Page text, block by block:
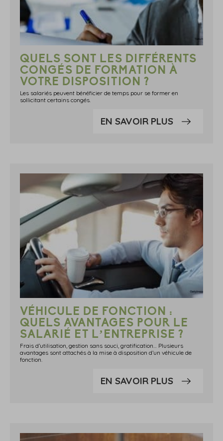
QUELS SONT LES DIFFÉRENTS
CONGÉS DE FORMATION À
VOTRE DISPOSITION ?
Les salariés peuvent bénéficier de temps pour se former en
sollicitant certains congés.
EN SAVOIR PLUS
VÉHICULE DE FONCTION :
QUELS AVANTAGES POUR LE
SALARIÉ ET L’ENTREPRISE ?
Frais d’utilisation, gestion sans souci, gratification… Plusieurs
avantages sont attachés à la mise à disposition d’un véhicule de
fonction.
EN SAVOIR PLUS